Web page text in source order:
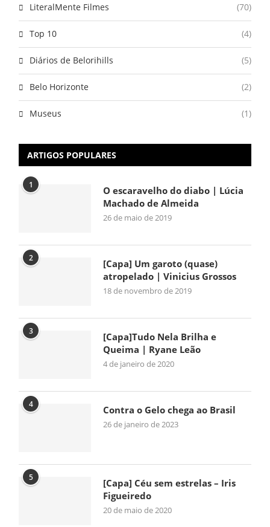
LiteralMente Filmes (70)
Top 10 (4)
Diários de Belorihills (5)
Belo Horizonte (2)
Museus (1)
ARTIGOS POPULARES
1
O escaravelho do diabo | Lúcia
Machado de Almeida
26 de maio de 2019
2
[Capa] Um garoto (quase)
atropelado | Vinicius Grossos
18 de novembro de 2019
3
[Capa]Tudo Nela Brilha e
Queima | Ryane Leão
4 de janeiro de 2020
4 Contra o Gelo chega ao Brasil
26 de janeiro de 2023
5
[Capa] Céu sem estrelas – Iris
Figueiredo
20 de maio de 2020